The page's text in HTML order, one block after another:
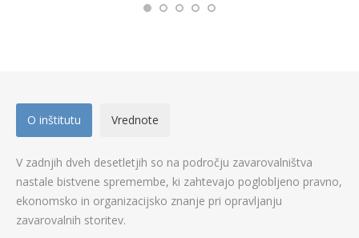
O inštitutu Vrednote
V zadnjih dveh desetletjih so na področju zavarovalništva
nastale bistvene spremembe, ki zahtevajo poglobljeno pravno,
ekonomsko in organizacijsko znanje pri opravljanju
zavarovalnih storitev.